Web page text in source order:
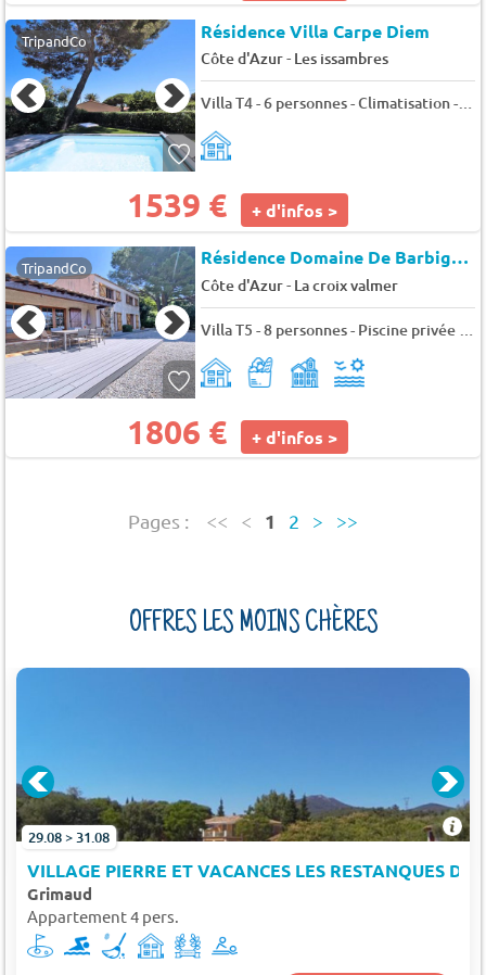
TripandCo Résidence Villa Carpe Diem
Côte d'Azur- Les issambres
Villa T4 - 6 personnes - Climatisation - WiFi - Piscine privée - Plage à pied - Les Issambres - Classée 3* - 6 pers. - 90m2 - TV
1539 € + d'infos >
TripandCo Résidence Domaine De Barbigoua
Côte d'Azur- La croix valmer
Villa T5 - 8 personnes - Piscine privée - Vue mer - WiFi - Climatisation - Domaine de Barbigoua - La Croix Valmer - 8 pers. - 147m2 - TV
1806 € + d'infos >
Pages : << < 1 2 > >>
OFFRES LES MOINS CHÈRES
29.08 > 31.08
VILLAGE PIERRE ET VACANCES LES RESTANQUES DU
Grimaud
Appartement 4 pers.